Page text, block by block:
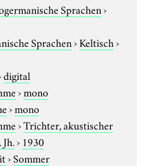
Sprachen›
Sprachen›Keltisch›
digital
›mono
›mono
›Trichter, akustischer
Jh.› 1930
›Sommer